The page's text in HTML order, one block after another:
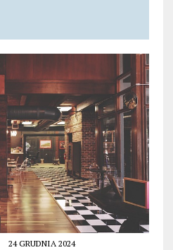
24 GRUDNIA 2024